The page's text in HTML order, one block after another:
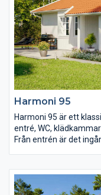
Harmoni 95
Harmoni 95 är ett
entré, WC,
Från entrén är det
ljusinsläpp och
under tak.